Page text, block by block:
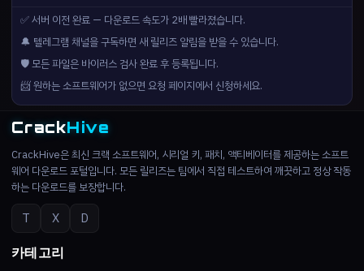
✅ 서버 이전 완료 — 다운로드 속도가 2배 빨라졌습니다.
🔔 텔레그램 채널을 구독하면 새 릴리즈 알림을 받을 수 있습니다.
🛡️ 모든 파일은 바이러스 검사 완료 후 등록됩니다.
📨 원하는 소프트웨어가 없으면 요청 페이지에서 신청하세요.
CrackHive
CrackHive은 최신 크랙 소프트웨어, 시리얼 키, 패치, 액티베이터를 제공하는 소프트
웨어 다운로드 포털입니다. 모든 릴리즈는 팀에서 직접 테스트하여 깨끗하고 정상 작동
하는 다운로드를 보장합니다.
T X D
카테고리